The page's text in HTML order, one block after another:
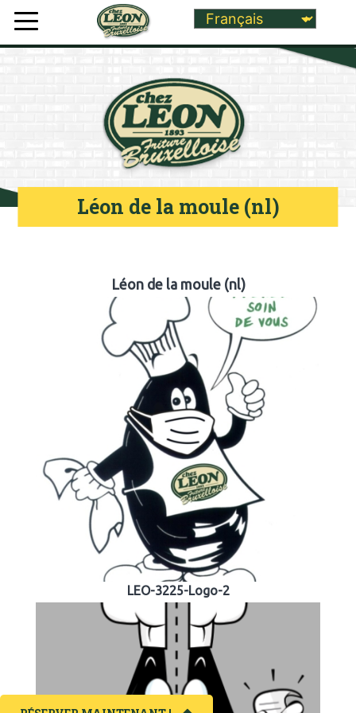
Léon de la moule (nl)
Léon de la moule (nl)
LEO-3225-Logo-2